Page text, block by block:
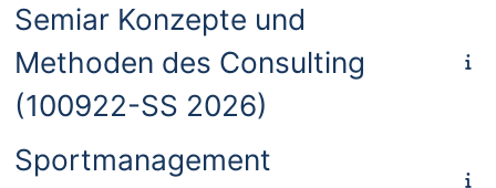
Semiar Konzepte und
Methoden des Consulting
(100922-SS 2026)
Sportmanagement